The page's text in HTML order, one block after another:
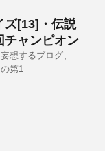
ズ[13]・伝説
チャンピオン
想するブログ、
第1